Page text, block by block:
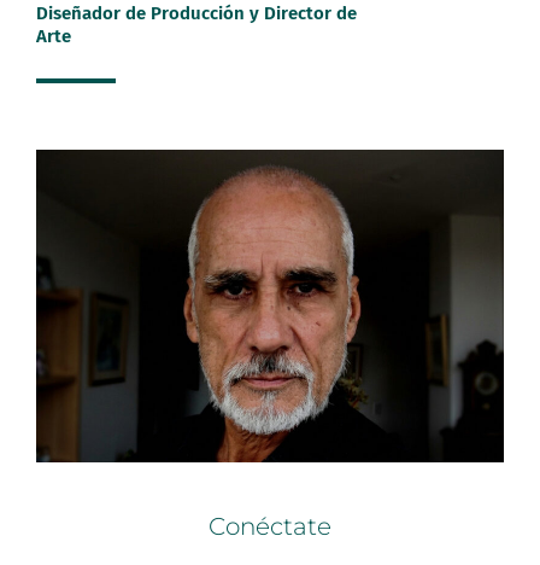
Diseñador de Producción y Director de
Arte
Conéctate